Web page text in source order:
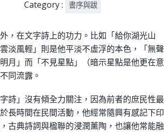
Category : 書序與跋
，在文字詩上的功力。比如「給你湖光山
淡風輕」則是他平淡不虛浮的本色，「無聲
月」而「不見星點」（暗示星點是他更在意
同流露。
詩」沒有傾全力關注，因為前者的庶民性最
長時間在民間活動，他經常隨興有感記下印
古典詩詞與楹聯的浸潤薰陶，也讓他常能融